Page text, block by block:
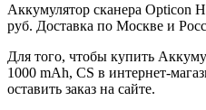
Аккумулятор сканера Opticon
руб. Доставка по Москве и
Для того, чтобы купить
1000 mAh, CS в интернет-
оставить заказ на сайте.